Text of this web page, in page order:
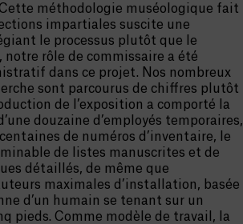
méthodologie muséologique fait
impartiales suscite une
le processus plutôt que le
notre rôle de commissaire a été
dans ce projet. Nos nombreux
sont parcourus de chiffres plutôt
de l’exposition a comporté la
douzaine d’employés temporaires,
de numéros d’inventaire, le
de listes manuscrites et de
détaillés, de même que
maximales d’installation, basée
d’un humain se tenant sur un
pieds. Comme modèle de travail, la